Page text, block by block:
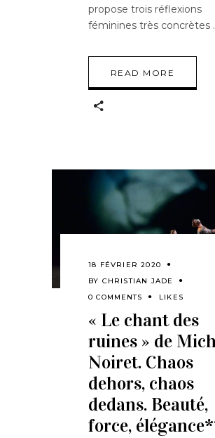
propose trois réflexions
féminines très concrètes
READ MORE
18 FÉVRIER 2020
BY CHRISTIAN JADE
0 COMMENTS
LIKES
« Le chant des
ruines » de
Noiret. Chaos
dehors, chaos
dedans. Beauté,
force,